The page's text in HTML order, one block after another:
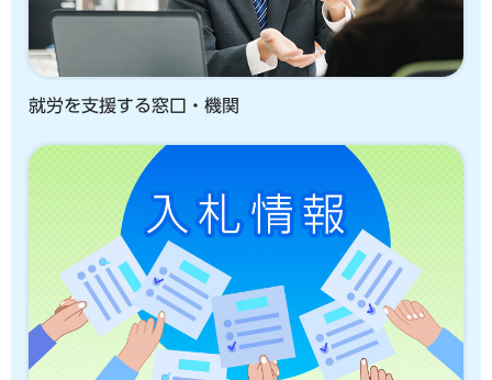
就労を支援する窓口・機関